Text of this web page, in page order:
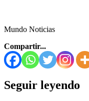
Mundo Noticias
Compartir...
Seguir leyendo